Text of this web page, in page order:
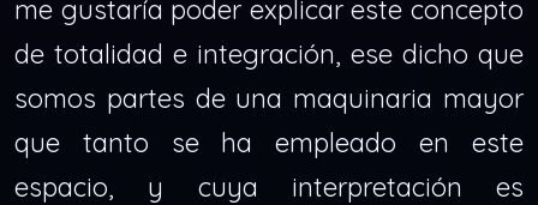
me gustaría poder explicar este concepto
de totalidad e integración, ese dicho que
somos partes de una maquinaria mayor
que tanto se ha empleado en este
espacio, y cuya interpretación es